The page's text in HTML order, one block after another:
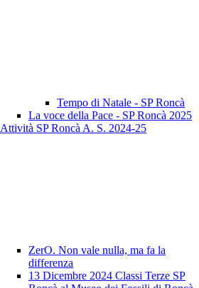
Tempo di Natale - SP Roncà
La voce della Pace - SP Roncà 2025
Attività SP Roncà A. S. 2024-25
ZerO. Non vale nulla, ma fa la
differenza
13 Dicembre 2024 Classi Terze SP